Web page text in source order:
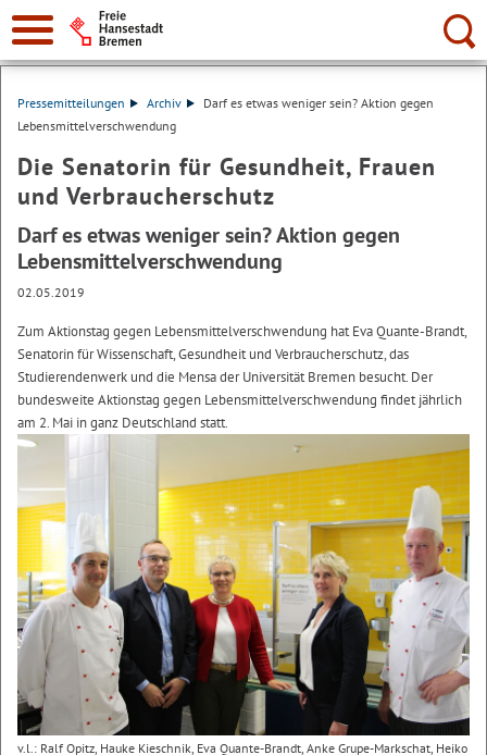
Suche:
Pressemitteilungen Archiv
Darf es etwas weniger sein? Aktion gegen
Lebensmittelverschwendung
Die Senatorin für Gesundheit, Frauen
und Verbraucherschutz
Darf es etwas weniger sein? Aktion gegen
Lebensmittelverschwendung
02.05.2019
Zum Aktionstag gegen Lebensmittelverschwendung hat Eva Quante-Brandt,
Senatorin für Wissenschaft, Gesundheit und Verbraucherschutz, das
Studierendenwerk und die Mensa der Universität Bremen besucht. Der
bundesweite Aktionstag gegen Lebensmittelverschwendung findet jährlich
am 2. Mai in ganz Deutschland statt.
v.l.: Ralf Opitz, Hauke Kieschnik, Eva Quante-Brandt, Anke Grupe-Markschat, Heiko